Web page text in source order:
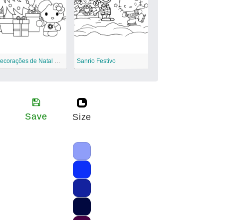
Decorações de Natal Sanrio Sanrio Festivo
Save Size